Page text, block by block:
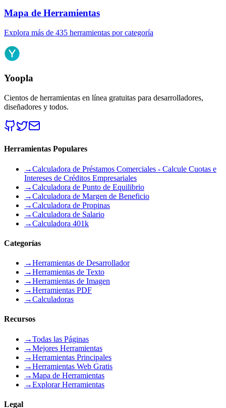
Mapa de Herramientas
Explora más de 435 herramientas por categoría
Yoopla
Cientos de herramientas en línea gratuitas para desarrolladores,
diseñadores y todos.
Herramientas Populares
→Calculadora de Préstamos Comerciales - Calcule Cuotas e
Intereses de Créditos Empresariales
→Calculadora de Punto de Equilibrio
→Calculadora de Margen de Beneficio
→Calculadora de Propinas
→Calculadora de Salario
→Calculadora 401k
Categorías
→Herramientas de Desarrollador
→Herramientas de Texto
→Herramientas de Imagen
→Herramientas PDF
→Calculadoras
Recursos
→Todas las Páginas
→Mejores Herramientas
→Herramientas Principales
→Herramientas Web Gratis
→Mapa de Herramientas
→Explorar Herramientas
Legal